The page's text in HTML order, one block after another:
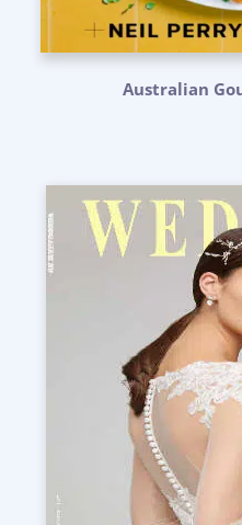
Australian